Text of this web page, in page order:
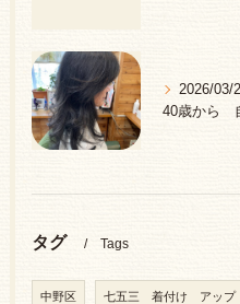
2026/03/
タグ Tags
中野区 七五三 着付け アップ